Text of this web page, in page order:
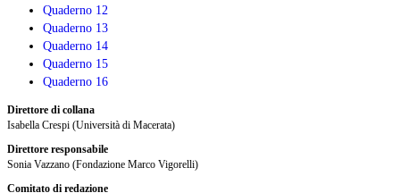
Quaderno 12
Quaderno 13
Quaderno 14
Quaderno 15
Quaderno 16
Direttore di collana
Isabella Crespi (Università di Macerata)
Direttore responsabile
Sonia Vazzano (Fondazione Marco Vigorelli)
Comitato di redazione